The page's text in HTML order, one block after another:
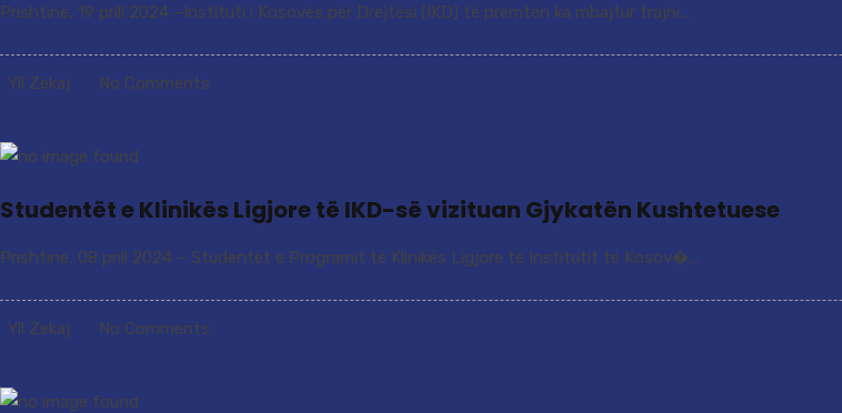
Prishtinë, 19 prill 2024 –Instituti i Kosovës për Drejtësi (IKD) të premten ka mbajtur trajni...
Yll Zekaj No Comments
Studentët e Klinikës Ligjore të IKD-së vizituan Gjykatën Kushtetuese
Prishtinë, 08 prill 2024 – Studentët e Programit të Klinikës Ligjore të Institutit të Kosov�...
Yll Zekaj No Comments